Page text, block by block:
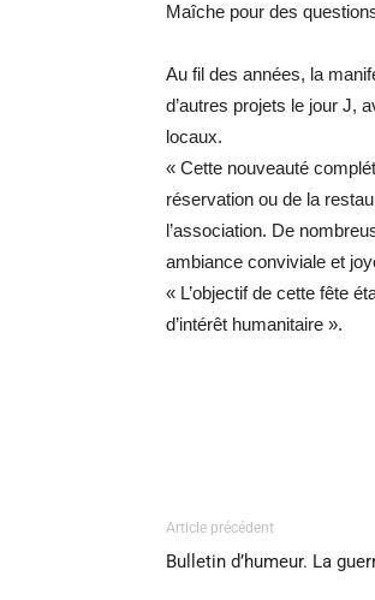
Maîche pour des
Au fil des années, la
d’autres projets le jour J,
locaux.
« Cette nouveauté
réservation ou de la
l’association. De
ambiance conviviale et
« L’objectif de cette fête
d’intérêt humanitaire ».
Article précédent
Bulletin d’humeur. La